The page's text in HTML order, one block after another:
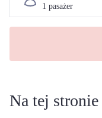
Na tej stronie